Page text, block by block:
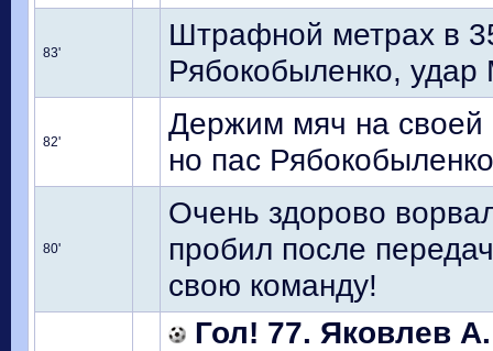
83'
Штрафной метрах в
Рябокобыленко, удар
82'
Держим мяч на своей
но пас
80'
Очень здорово
пробил после
свою команду!
Гол! 77. Яковлев А.